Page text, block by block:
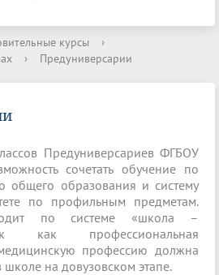
курсы
›
› Предуниверсарии
Предуниверсариев ФГБОУ
сочетать обучение по
общего образования и систему
по профильным предметам.
по системе «школа –
как профессиональная
профессию должна
на довузовском этапе.